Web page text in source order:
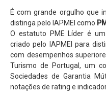
Chaminés
Tubagens e Acessórios
Ferramentas
Permutadores de Placas
Serviços
É com grande orgulho que
distinga pelo IAPMEI como
O estatuto PME Líder é
criado pelo IAPMEI para
com desempenhos
Turismo de Portugal, um
Sociedades de Garantia
notações de rating e